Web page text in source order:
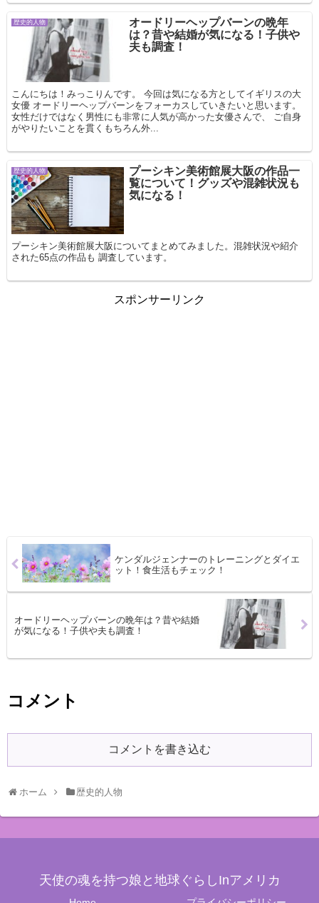
歴史的人物
オードリーヘップバーンの晩年
は？昔や結婚が気になる！子供や
夫も調査！
こんにちは！みっこりんです。 今回は気になる方としてイギリスの大
女優 オードリーヘップバーンをフォーカスしていきたいと思います。
女性だけではなく男性にも非常に人気が高かった女優さんで、 ご自身
がやりたいことを貫くもちろん外...
歴史的人物
プーシキン美術館展大阪の作品一
覧について！グッズや混雑状況も
気になる！
プーシキン美術館展大阪についてまとめてみました。混雑状況や紹介
された65点の作品も 調査しています。
スポンサーリンク
ケンダルジェンナーのトレーニングとダイエ
ット！食生活もチェック！
オードリーヘップバーンの晩年は？昔や結婚
が気になる！子供や夫も調査！
コメント
コメントを書き込む
ホーム 歴史的人物
天使の魂を持つ娘と地球ぐらしInアメリカ